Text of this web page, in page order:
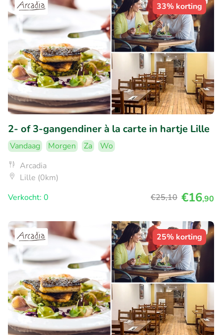
33% korting
2- of 3-gangendiner à la carte in hartje Lille
Vandaag Morgen Za
Wo
Arcadia
Lille (0km)
Verkocht: 0
€25,10 €16,90
25% korting